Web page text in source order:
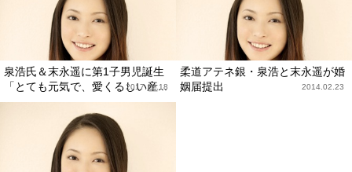
泉浩氏＆末永遥に第1子男児誕生
「とても元気で、愛くるしい産...
2017.12.18
柔道アテネ銀・泉浩と末永遥が婚
姻届提出
2014.02.23